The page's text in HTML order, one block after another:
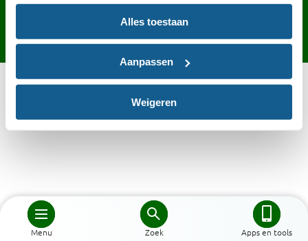
Alles toestaan
Aanpassen
Weigeren
Menu Zoek Apps en tools